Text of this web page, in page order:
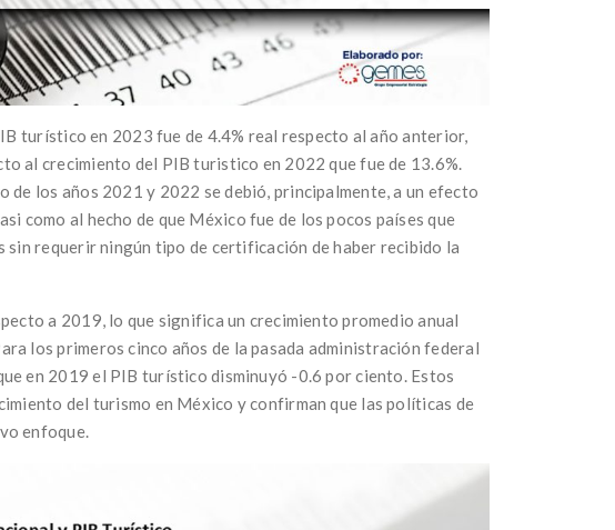
turístico en 2023 fue de 4.4% real respecto al año anterior,
al crecimiento del PIB turistico en 2022 que fue de 13.6%.
los años 2021 y 2022 se debió, principalmente, a un efecto
como al hecho de que México fue de los pocos países que
requerir ningún tipo de certificación de haber recibido la
a 2019, lo que significa un crecimiento promedio anual
los primeros cinco años de la pasada administración federal
en 2019 el PIB turístico disminuyó -0.6 por ciento. Estos
del turismo en México y confirman que las políticas de
enfoque.